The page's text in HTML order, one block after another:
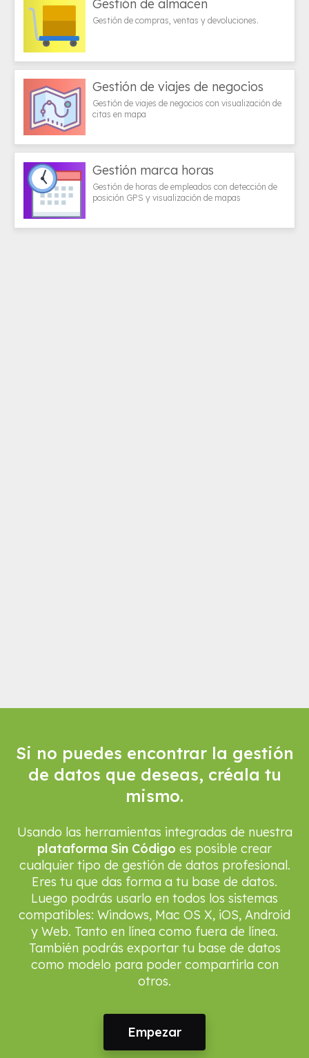
Gestión de almacen
Gestión de compras, ventas y devoluciones.
Gestión de viajes de negocios
Gestión de viajes de negocios con visualización de
citas en mapa
Gestión marca horas
Gestión de horas de empleados con detección de
posición GPS y visualización de mapas
Si no puedes encontrar la gestión
de datos que deseas, créala tu
mismo.
Usando las herramientas integradas de nuestra
plataforma Sin Código es posible crear
cualquier tipo de gestión de datos profesional.
Eres tu que das forma a tu base de datos.
Luego podrás usarlo en todos los sistemas
compatibles: Windows, Mac OS X, iOS, Android
y Web. Tanto en línea como fuera de línea.
También podrás exportar tu base de datos
como modelo para poder compartirla con
otros.
Empezar